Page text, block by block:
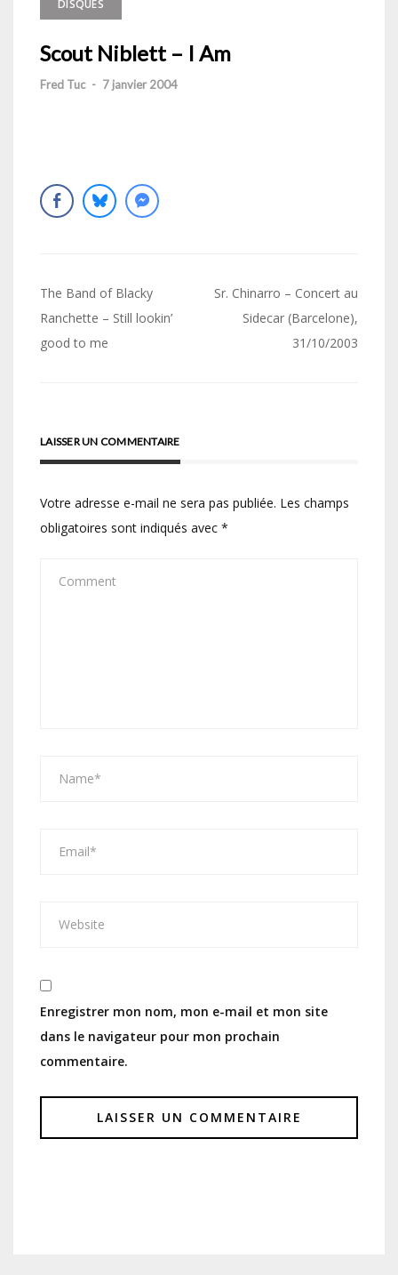
DISQUES
Scout Niblett – I Am
Fred Tuc - 7 janvier 2004
Navigation
de
l’article
The Band of Blacky
Ranchette – Still lookin’
good to me
Sr. Chinarro – Concert au
Sidecar (Barcelone),
31/10/2003
LAISSER UN COMMENTAIRE
Votre adresse e-mail ne sera pas publiée. Les champs
obligatoires sont indiqués avec *
Enregistrer mon nom, mon e-mail et mon site
dans le navigateur pour mon prochain
commentaire.